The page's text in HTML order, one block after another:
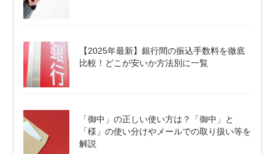
【2025年最新】銀行間の振込手数料を徹底
比較！どこが安いか方法別に一覧
「御中」の正しい使い方は？「御中」と
「様」の使い分けやメールでの取り扱い等を
解説